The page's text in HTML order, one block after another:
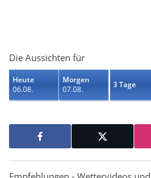
Die Aussichten für
Heute
06.08.
Morgen
07.08.
3 Tage